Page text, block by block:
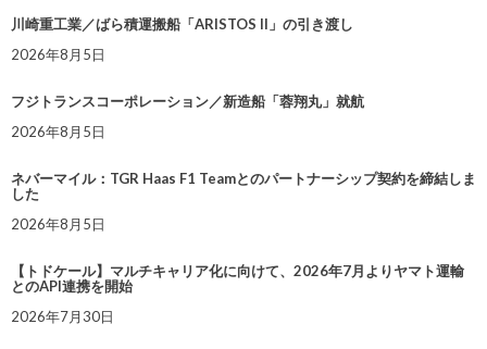
川崎重工業／ばら積運搬船「ARISTOS II」の引き渡し
2026年8月5日
フジトランスコーポレーション／新造船「蓉翔丸」就航
2026年8月5日
ネバーマイル：TGR Haas F1 Teamとのパートナーシップ契約を締結しま
した
2026年8月5日
【トドケール】マルチキャリア化に向けて、2026年7月よりヤマト運輸
とのAPI連携を開始
2026年7月30日